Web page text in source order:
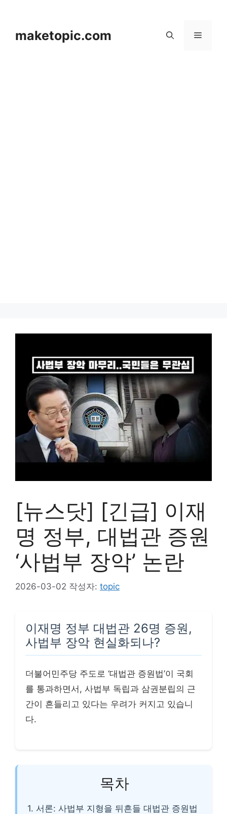
maketopic.com 메
[뉴스닷] [긴급] 이재
명 정부, 대법관 증원
‘사법부 장악’ 논란
2026-03-02 작성자: topic
이재명 정부 대법관 26명 증원,
사법부 장악 현실화되나?
더불어민주당 주도로 ‘대법관 증원법’이 국회
를 통과하면서, 사법부 독립과 삼권분립의 근
간이 흔들리고 있다는 우려가 커지고 있습니
다.
목차
1. 서론: 사법부 지형을 뒤흔들 대법관 증원법